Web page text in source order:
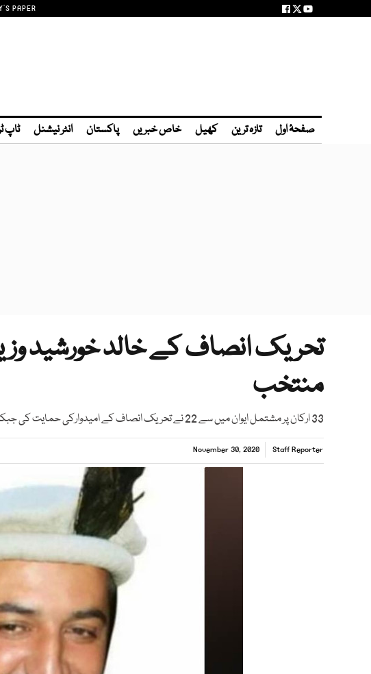
PAPER
صفحۂ اول تازہ ترین کھیل خاص خبریں پاکستان انٹر نیشنل ٹاپ
تحریک انصاف کے خالد خورشید
منتخب
33 ارکان پر مشتمل ایوان میں سے 22 نے تحریک انصاف کے امیدوارکی حمایت کی جبکہ متحدہ اپوزیشن کے امیدوار 9 ووٹ حاصل کرسکے
Staff Reporter
November 30, 2020